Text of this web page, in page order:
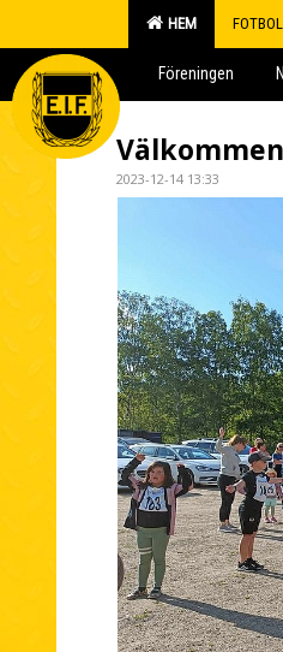
HEM
Föreningen
2023-12-14 13:33